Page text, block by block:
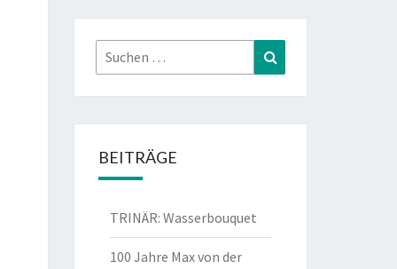
Suchen
nach:
BEITRÄGE
TRINÄR: Wasserbouquet
100 Jahre Max von der